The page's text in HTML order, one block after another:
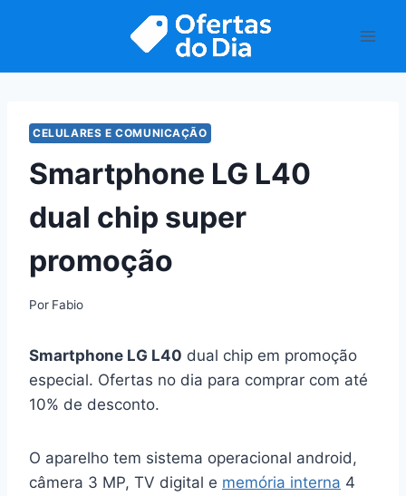
CELULARES E COMUNICAÇÃO
Smartphone LG L40
dual chip super
promoção
Por Fabio
Smartphone LG L40 dual chip em promoção
especial. Ofertas no dia para comprar com até
10% de desconto.
O aparelho tem sistema operacional android,
câmera 3 MP, TV digital e memória interna 4